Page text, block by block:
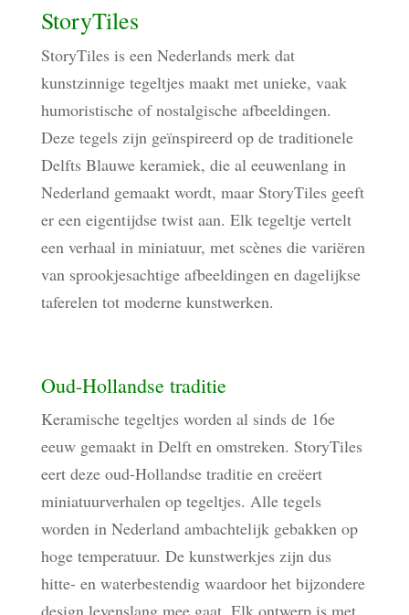
StoryTiles
StoryTiles is een Nederlands merk dat
kunstzinnige tegeltjes maakt met unieke, vaak
humoristische of nostalgische afbeeldingen.
Deze tegels zijn geïnspireerd op de traditionele
Delfts Blauwe keramiek, die al eeuwenlang in
Nederland gemaakt wordt, maar StoryTiles geeft
er een eigentijdse twist aan. Elk tegeltje vertelt
een verhaal in miniatuur, met scènes die variëren
van sprookjesachtige afbeeldingen en dagelijkse
taferelen tot moderne kunstwerken.
Oud-Hollandse traditie
Keramische tegeltjes worden al sinds de 16e
eeuw gemaakt in Delft en omstreken. StoryTiles
eert deze oud-Hollandse traditie en creëert
miniatuurverhalen op tegeltjes. Alle tegels
worden in Nederland ambachtelijk gebakken op
hoge temperatuur. De kunstwerkjes zijn dus
hitte- en waterbestendig waardoor het bijzondere
design levenslang mee gaat. Elk ontwerp is met